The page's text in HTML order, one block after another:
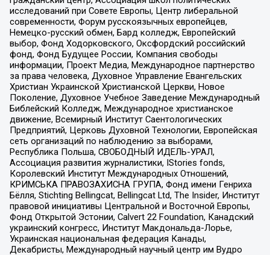
исследований при Совете Европы, Центр либеральной
современности, Форум русскоязычных европейцев,
Немецко-русский обмен, Бард колледж, Европейский
выбор, Фонд Ходорковского, Оксфордский российский
фонд, Фонд Будущее России, Компания свободы
информации, Проект Медиа, Международное партнерство
за права человека, Духовное Управление Евангельских
Христиан Украинской Христианской Церкви, Новое
Поколение, Духовное Учебное Заведение Международный
Библейский Колледж, Международное христианское
движение, Всемирный Институт Саентологических
Предприятий, Церковь Духовной Технологии, Европейская
сеть организаций по наблюдению за выборами,
Республика Польша, СВОБОДНЫЙ ИДЕЛЬ-УРАЛ,
Ассоциация развития журналистики, IStories fonds,
Королевский Институт Международных Отношений,
КРИМСЬКА ПРАВОЗАХИСНА ГРУПА, Фонд имени Генриха
Бёлля, Stichting Bellingcat, Bellingcat Ltd, The Insider, Институт
правовой инициативы Центральной и Восточной Европы,
Фонд Открытой Эстонии, Calvert 22 Foundation, Канадский
украинский конгресс, Институт Макдональда-Лорье,
Украинская национальная федерация Канады,
Декабристы, Международный научный центр им Вудро